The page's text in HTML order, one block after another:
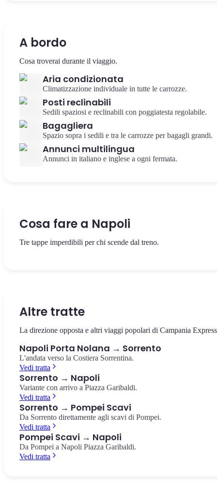
A bordo
Cosa troverai durante il viaggio.
Aria condizionata
Climatizzazione individuale in tutte le carrozze.
Posti reclinabili
Sedili spaziosi e reclinabili con poggiatesta regolabile.
Bagagliera
Spazio sopra i sedili e tra le carrozze per bagagli grandi.
Annunci multilingua
Annunci in italiano e inglese a ogni fermata.
Cosa fare a Napoli
Tre tappe imperdibili per chi scende dal treno.
Altre tratte
La direzione opposta e altri viaggi popolari di Campania
Napoli Porta Nolana → Sorrento
L'andata verso la Costiera Sorrentina.
Vedi tratta
Sorrento → Napoli
Variante con arrivo a Piazza Garibaldi.
Vedi tratta
Sorrento → Pompei Scavi
Da Sorrento direttamente agli scavi di Pompei.
Vedi tratta
Pompei Scavi → Napoli
Da Pompei a Napoli Piazza Garibaldi.
Vedi tratta